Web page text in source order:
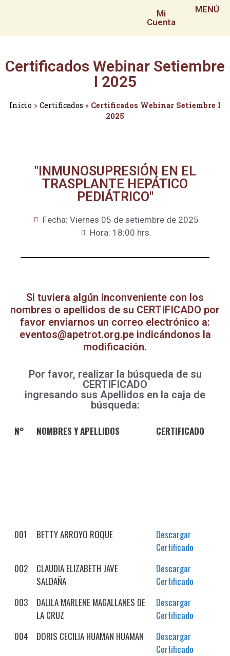
Mi
Cuenta
MENÚ
Certificados Webinar Setiembre
I 2025
Inicio » Certificados » Certificados Webinar Setiembre I
2025
"INMUNOSUPRESIÓN EN EL
TRASPLANTE HEPÁTICO
PEDIÁTRICO"
Fecha: Viernes 05 de setiembre de 2025
Hora: 18:00 hrs.
Si tuviera algún inconveniente con los
nombres o apellidos de su CERTIFICADO por
favor enviarnos un correo electrónico a:
eventos@apetrot.org.pe indicándonos la
modificación.
Por favor, realizar la búsqueda de su
CERTIFICADO
ingresando sus Apellidos en la caja de
búsqueda:
N° NOMBRES Y APELLIDOS CERTIFICADO
001 BETTY ARROYO ROQUE
Descargar
Certificado
002
CLAUDIA ELIZABETH JAVE
SALDAÑA
Descargar
Certificado
003
DALILA MARLENE MAGALLANES DE
LA CRUZ
Descargar
Certificado
004
DORIS CECILIA HUAMAN HUAMAN
Descargar
Certificado